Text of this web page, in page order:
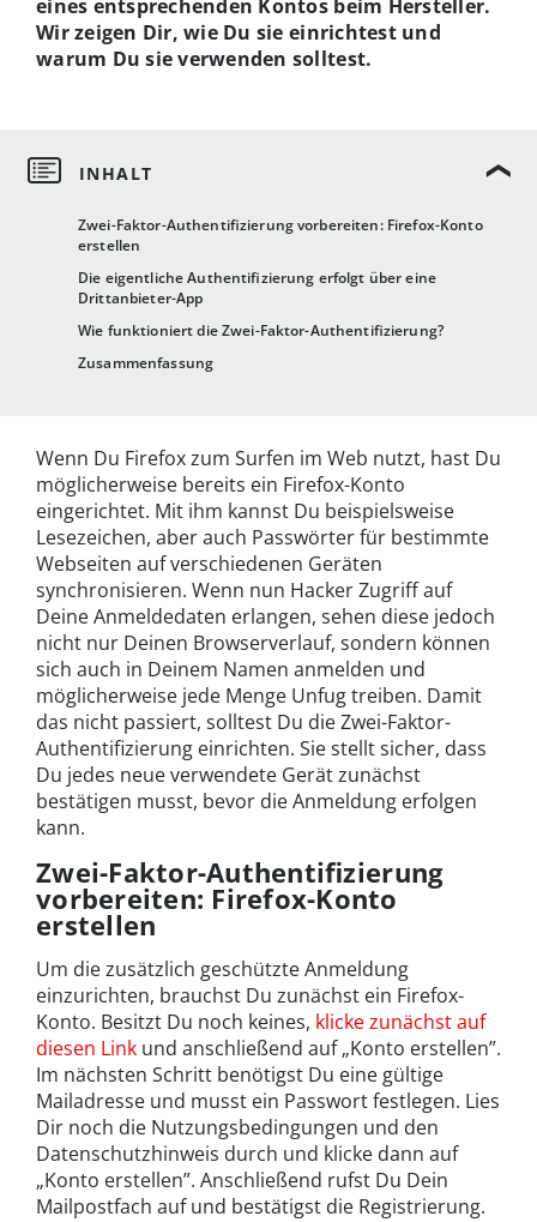
Zwei-Faktor-Authentifizierung vorbereiten: Firefox-Konto
erstellen
Die eigentliche Authentifizierung erfolgt über eine
Drittanbieter-App
Wie funktioniert die Zwei-Faktor-Authentifizierung?
Zusammenfassung
eines entsprechenden Kontos beim Hersteller.
Wir zeigen Dir, wie Du sie einrichtest und
warum Du sie verwenden solltest.
Wenn Du Firefox zum Surfen im Web nutzt, hast Du
möglicherweise bereits ein Firefox-Konto
eingerichtet. Mit ihm kannst Du beispielsweise
Lesezeichen, aber auch Passwörter für bestimmte
Webseiten auf verschiedenen Geräten
synchronisieren. Wenn nun Hacker Zugriff auf
Deine Anmeldedaten erlangen, sehen diese jedoch
nicht nur Deinen Browserverlauf, sondern können
sich auch in Deinem Namen anmelden und
möglicherweise jede Menge Unfug treiben. Damit
das nicht passiert, solltest Du die Zwei-Faktor-
Authentifizierung einrichten. Sie stellt sicher, dass
Du jedes neue verwendete Gerät zunächst
bestätigen musst, bevor die Anmeldung erfolgen
kann.
Zwei-Faktor-Authentifizierung
vorbereiten: Firefox-Konto
erstellen
Um die zusätzlich geschützte Anmeldung
einzurichten, brauchst Du zunächst ein Firefox-
Konto. Besitzt Du noch keines, klicke zunächst auf
diesen Link und anschließend auf „Konto erstellen”.
Im nächsten Schritt benötigst Du eine gültige
Mailadresse und musst ein Passwort festlegen. Lies
Dir noch die Nutzungsbedingungen und den
Datenschutzhinweis durch und klicke dann auf
„Konto erstellen”. Anschließend rufst Du Dein
Mailpostfach auf und bestätigst die Registrierung.